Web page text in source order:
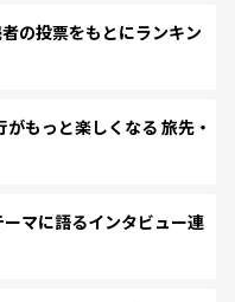
の投票をもとにランキン
もっと楽しくなる 旅先・
マに語るインタビュー連